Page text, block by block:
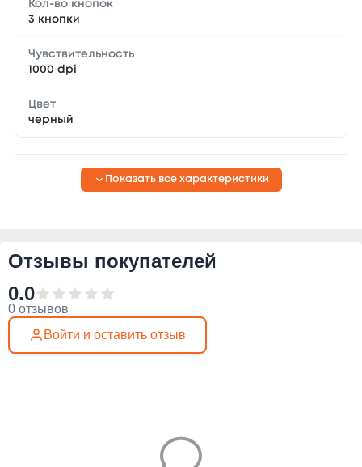
Кол-во кнопок
3 кнопки
Чувствительность
1000 dpi
Цвет
черный
Показать все характеристики
Отзывы покупателей
0.0
0 отзывов
Войти и оставить отзыв